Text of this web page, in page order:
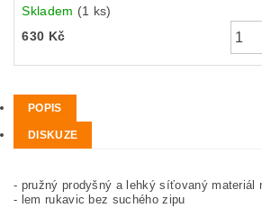
Skladem (1 ks)
630 Kč
POPIS
DISKUZE
- pružný prodyšný a lehký síťovaný materiál
- lem rukavic bez suchého zipu